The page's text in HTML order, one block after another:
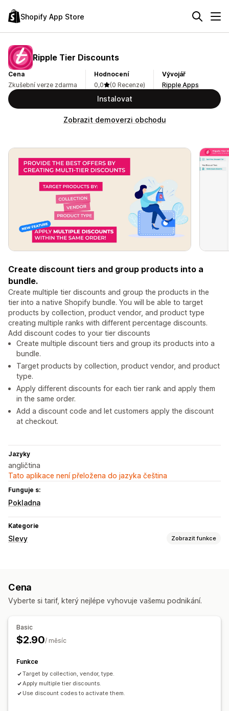
Shopify App Store
Ripple Tier Discounts
Cena
Zkušební verze zdarma
Hodnocení
0,0
(0 Recenze)
Vývojář
Ripple Apps
Instalovat
Zobrazit demoverzi obchodu
Create discount tiers and group products into a
bundle.
Create multiple tier discounts and group the products in the
tier into a native Shopify bundle. You will be able to target
products by collection, product vendor, and product type
creating multiple ranks with different percentage discounts.
Add discount codes to your tier discounts
Create multiple discount tiers and group its products into a
bundle.
Target products by collection, product vendor, and product
type.
Apply different discounts for each tier rank and apply them
in the same order.
Add a discount code and let customers apply the discount
at checkout.
Jazyky
angličtina
Tato aplikace není přeložena do jazyka čeština
Funguje s:
Pokladna
Kategorie
Slevy Zobrazit funkce
Cena
Vyberte si tarif, který nejlépe vyhovuje vašemu podnikání.
Basic
$2.90/ měsíc
Funkce
Target by collection, vendor, type.
Apply multiple tier discounts.
Use discount codes to activate them.